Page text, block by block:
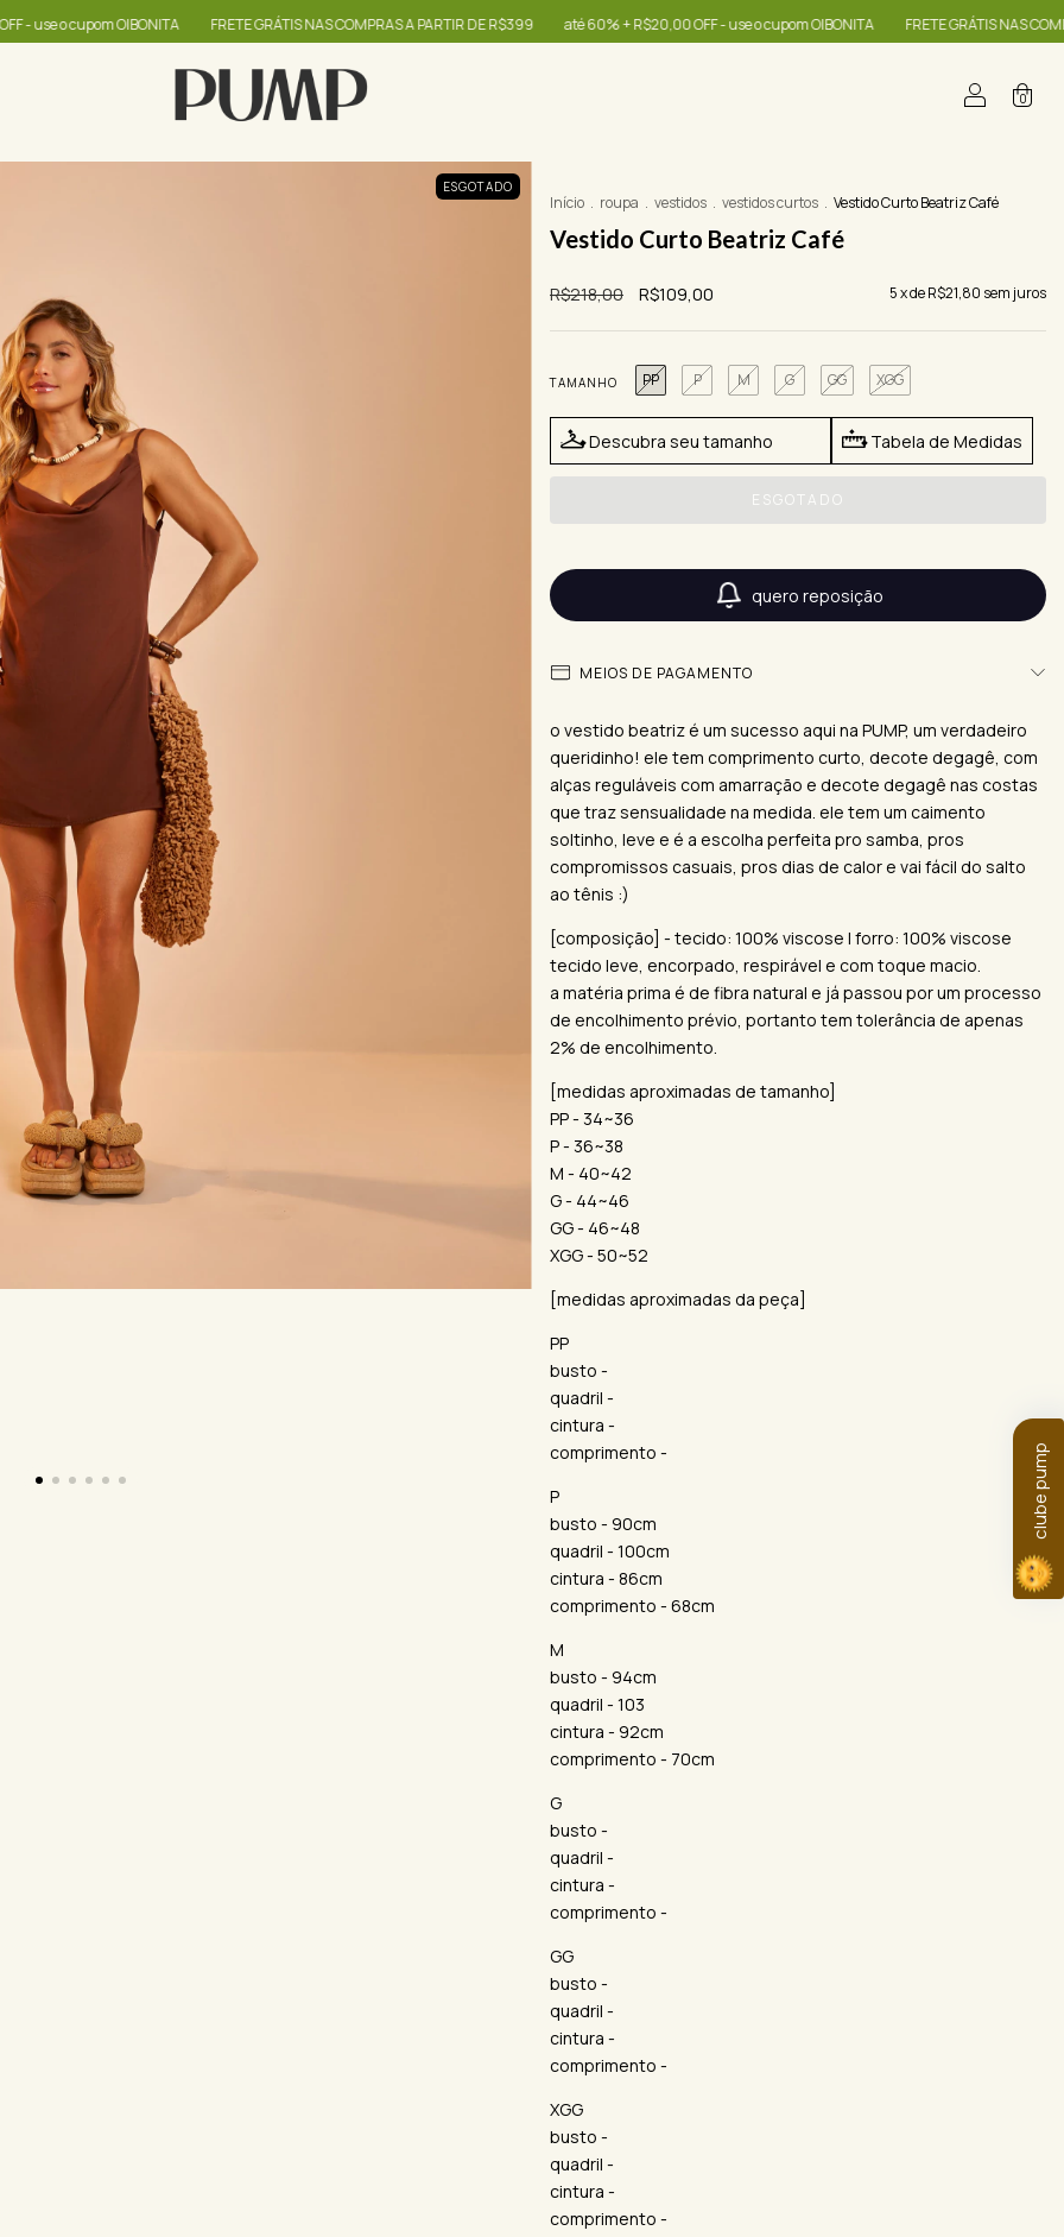
FRETE GRÁTIS NAS COMPRAS A PARTIR DE R$399 até 60% + R$20,00 OFF - use o cupom OIBONITA FRETE GRÁTIS NAS COMPRAS A PARTIR DE
0
ESGOTADO
Início . roupa . vestidos . vestidos curtos . Vestido Curto Beatriz Café
Vestido Curto Beatriz Café
R$218,00 R$109,00 5x deR$21,80 sem juros
TAMANHO PP P M G GG XGG
Descubra seu tamanho Tabela de Medidas
quero reposição
MEIOS DE PAGAMENTO
o vestido beatriz é um sucesso aqui na PUMP, um verdadeiro
queridinho! ele tem comprimento curto, decote degagê, com
alças reguláveis com amarração e decote degagê nas costas
que traz sensualidade na medida. ele tem um caimento
soltinho, leve e é a escolha perfeita pro samba, pros
compromissos casuais, pros dias de calor e vai fácil do salto
ao tênis :)
[composição] - tecido: 100% viscose | forro: 100% viscose
tecido leve, encorpado, respirável e com toque macio.
a matéria prima é de fibra natural e já passou por um processo
de encolhimento prévio, portanto tem tolerância de apenas
2% de encolhimento.
[medidas aproximadas de tamanho]
PP - 34~36
P - 36~38
M - 40~42
G - 44~46
GG - 46~48
XGG - 50~52
[medidas aproximadas da peça]
PP
busto -
quadril -
cintura -
comprimento -
P
busto - 90cm
quadril - 100cm
cintura - 86cm
comprimento - 68cm
M
busto - 94cm
quadril - 103
cintura - 92cm
comprimento - 70cm
G
busto -
quadril -
cintura -
comprimento -
GG
busto -
quadril -
cintura -
comprimento -
XGG
busto -
quadril -
cintura -
comprimento -
clube pump